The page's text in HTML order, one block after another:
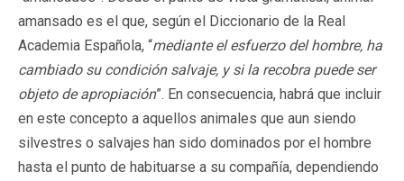
amansado es el que, según el Diccionario de la Real
Academia Española, “mediante el esfuerzo del hombre, ha
cambiado su condición salvaje, y si la recobra puede ser
objeto de apropiación”. En consecuencia, habrá que incluir
en este concepto a aquellos animales que aun siendo
silvestres o salvajes han sido dominados por el hombre
hasta el punto de habituarse a su compañía, dependiendo